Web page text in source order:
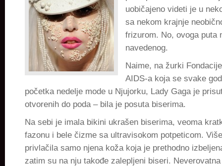
uobičajeno videti je u
sa nekom krajnje
frizurom. No, ovoga puta
navedenog.
Naime, na žurki
AIDS-a koja se svake
početka nedelje mode u Njujorku, Lady Gaga je
otvorenih do poda – bila je posuta biserima.
Na sebi je imala bikini ukrašen biserima, veoma
fazonu i bele čizme sa ultravisokom potpeticom.
privlačila samo njena koža koja je prethodno
zatim su na nju takođe zalepljeni biseri.